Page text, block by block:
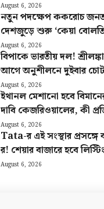
August 6, 2026
নতুন পদক্ষেপ ককরোচ জনতা
দেশজুড়ে শুরু ‘কেয়া
কর্মসূচি, ঘোষণা অভিজিতের
August 6, 2026
বিপাকে ভারতীয় দল!
আগে অনুশীলনে দুইবার চোট
শুভমান গিল
August 6, 2026
ইথানল মেশানো হবে
দাবি কেজরিওয়ালের, কী
August 6, 2026
Tata-র এই সংস্থার প্রসঙ্গে
র! শেয়ার বাজারে হবে
August 6, 2026